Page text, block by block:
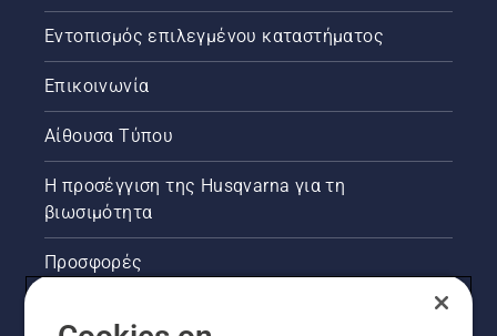
Εντοπισμός επιλεγμένου καταστήματος
Επικοινωνία
Αίθουσα Τύπου
Η προσέγγιση της Husqvarna για τη
βιωσιμότητα
Προσφορές